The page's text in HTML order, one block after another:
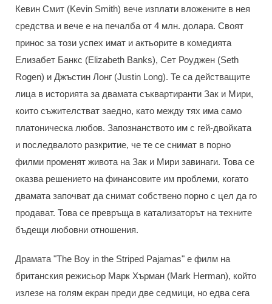
Кевин Смит (Kevin Smith) вече изплати вложените в нея
средства и вече е на печалба от 4 млн. долара. Своят
принос за този успех имат и актьорите в комедията
Елизабет Банкс (Elizabeth Banks), Сет Роуджен (Seth
Rogen) и Джъстин Лонг (Justin Long). Те са действащите
лица в историята за двамата съквартиранти Зак и Мири,
които съжителстват заедно, като между тях има само
платоническа любов. Запознанството им с гей-двойката
и последвалото разкритие, че те се снимат в порно
филми променят живота на Зак и Мири завинаги. Това се
оказва решението на финансовите им проблеми, когато
двамата започват да снимат собствено порно с цел да го
продават. Това се превръща в катализаторът на техните
бъдещи любовни отношения.
Драмата "The Boy in the Striped Pajamas" е филм на
британския режисьор Марк Хърман (Mark Herman), който
излезе на голям екран преди две седмици, но едва сега